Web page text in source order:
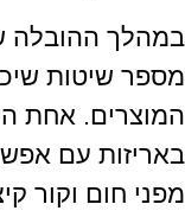
במהלך ההובלה
מספר שיטות
המוצרים. אחת
באריזות עם
מפני חום וקור